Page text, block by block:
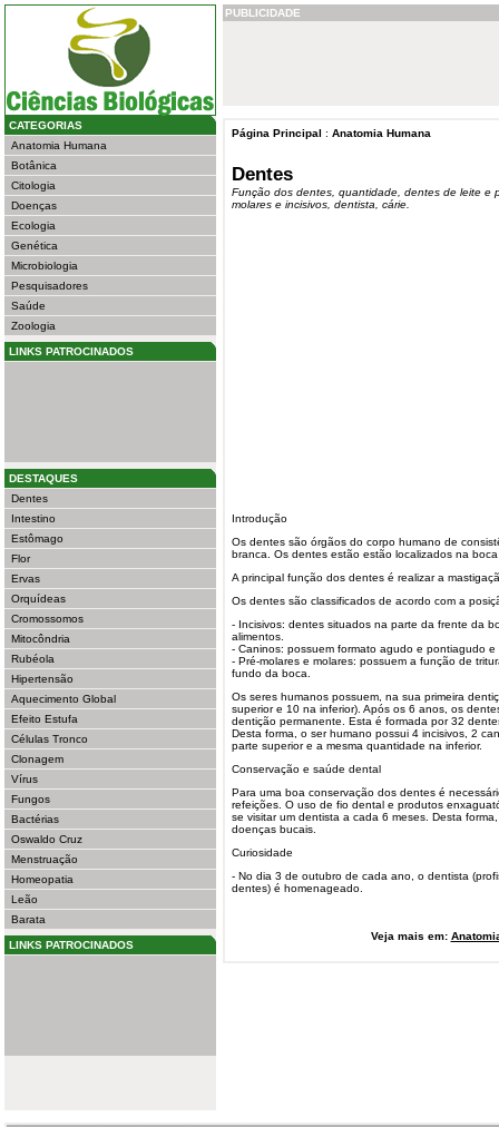
CATEGORIAS
Anatomia Humana
Botânica
Citologia
Doenças
Ecologia
Genética
Microbiologia
Pesquisadores
Saúde
Zoologia
LINKS PATROCINADOS
DESTAQUES
Dentes
Intestino
Estômago
Flor
Ervas
Orquídeas
Cromossomos
Mitocôndria
Rubéola
Hipertensão
Aquecimento Global
Efeito Estufa
Células Tronco
Clonagem
Vírus
Fungos
Bactérias
Oswaldo Cruz
Menstruação
Homeopatia
Leão
Barata
LINKS PATROCINADOS
PUBLICIDADE
Página Principal : Anatomia Humana
Dentes
Função dos dentes, quantidade, dentes de leite e
molares e incisivos, dentista, cárie.
Introdução
Os dentes são órgãos do corpo humano de
branca. Os dentes estão estão localizados na
A principal função dos dentes é realizar a
Os dentes são classificados de acordo com a
- Incisivos: dentes situados na parte da frente da
alimentos.
- Caninos: possuem formato agudo e pontiagudo
- Pré-molares e molares: possuem a função de
fundo da boca.
Os seres humanos possuem, na sua primeira
superior e 10 na inferior). Após os 6 anos, os
dentição permanente. Esta é formada por 32
Desta forma, o ser humano possui 4 incisivos, 2
parte superior e a mesma quantidade na inferior.
Conservação e saúde dental
Para uma boa conservação dos dentes é
refeições. O uso de fio dental e produtos
se visitar um dentista a cada 6 meses. Desta
doenças bucais.
Curiosidade
- No dia 3 de outubro de cada ano, o dentista
dentes) é homenageado.
Veja mais em: